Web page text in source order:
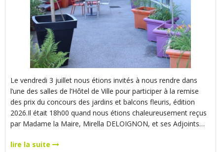
Le vendredi 3 juillet nous étions invités à nous rendre dans
l’une des salles de l’Hôtel de Ville pour participer à la remise
des prix du concours des jardins et balcons fleuris, édition
2026.Il était 18h00 quand nous étions chaleureusement reçus
par Madame la Maire, Mirella DELOIGNON, et ses Adjoints…
lire la suite